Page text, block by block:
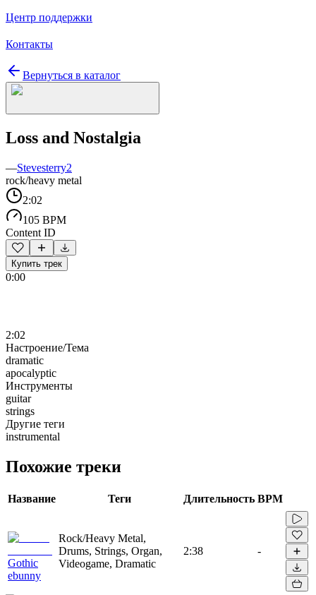
Центр поддержки
Контакты
Вернуться в каталог
Loss and Nostalgia
—Stevesterry2
rock/heavy metal
2:02
105 BPM
Content ID
Купить трек
0:00
2:02
Настроение/Тема
dramatic
apocalyptic
Инструменты
guitar
strings
Другие теги
instrumental
Похожие треки
Название Теги Длительность BPM
Gothic
ebunny
Rock/Heavy Metal,
Drums, Strings, Organ,
Videogame, Dramatic
2:38 -